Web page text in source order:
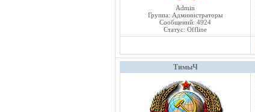
Admin
Группа: Администраторы
Сообщений: 4924
Статус: Offline
ТимыЧ